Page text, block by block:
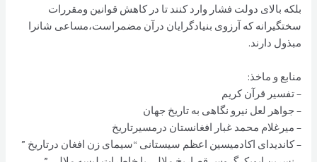
بلکه بالای دولت فشار وارد کنند تا در کاهش قوانين ومقررات
سختگيرانه که آرزوی بنيادگرايان درآن مضمراست،مساعی شانرا
مبذول دارند.
منابع و ماخذ:
– تفسیر قرآن کریم
– جواهر لعل نیرو نگاهی به تاریخ جهان
– میرغلام محمد غبار افغانستان درمسیرتاریخ
– کاندیدای اکادمیسین اعظم سیستانی “سیمای زن افغان درتاریخ ”